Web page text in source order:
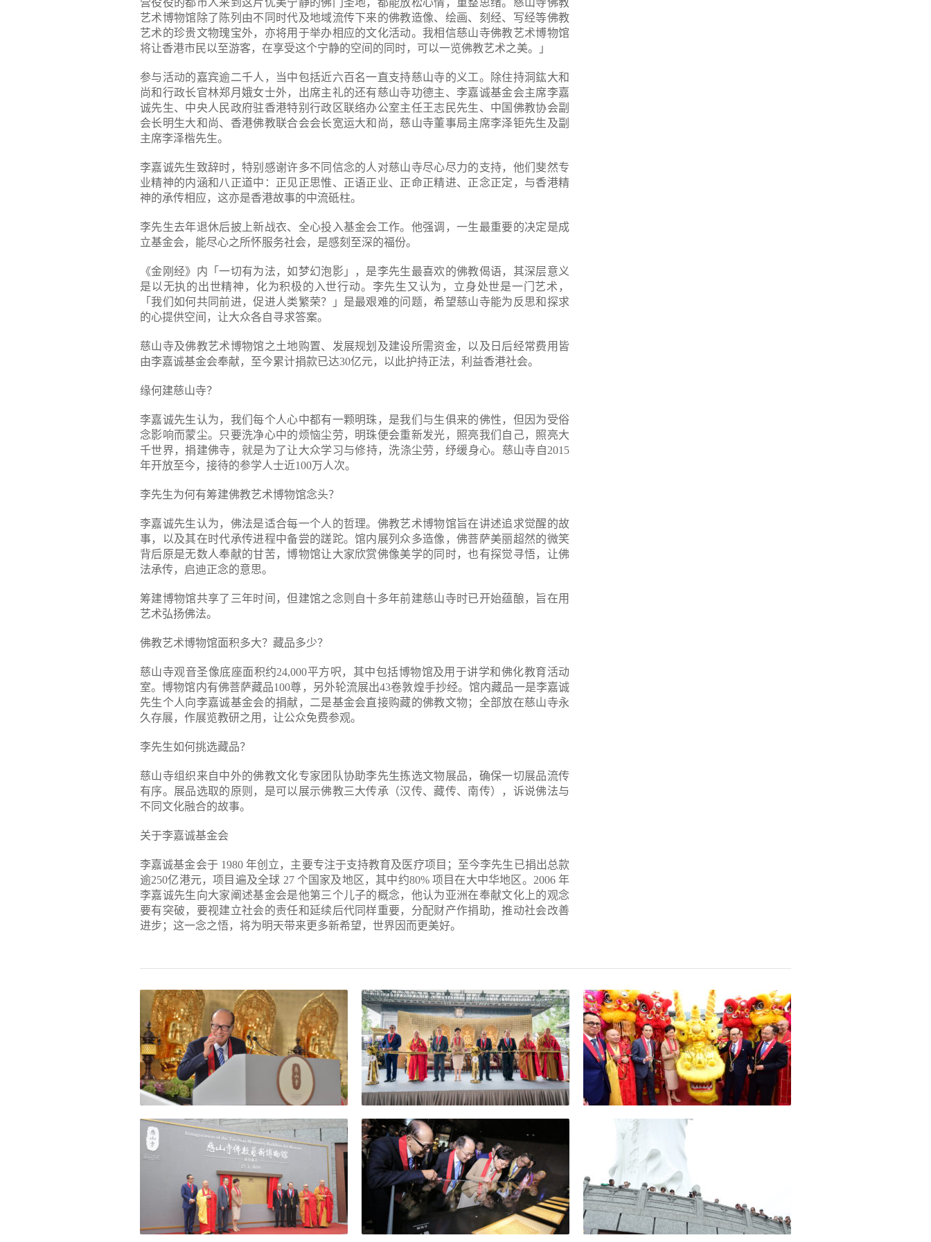
营役役的都市人来到这片优美宁静的佛门圣地，都能放松心情，重整思绪。慈山寺佛教
艺术博物馆除了陈列由不同时代及地域流传下来的佛教造像、绘画、刻经、写经等佛教
艺术的珍贵文物瑰宝外，亦将用于举办相应的文化活动。我相信慈山寺佛教艺术博物馆
将让香港市民以至游客，在享受这个宁静的空间的同时，可以一览佛教艺术之美。」
参与活动的嘉宾逾二千人，当中包括近六百名一直支持慈山寺的义工。除住持洞鈜大和
尚和行政长官林郑月娥女士外，出席主礼的还有慈山寺功德主、李嘉诚基金会主席李嘉
诚先生、中央人民政府驻香港特别行政区联络办公室主任王志民先生、中国佛教协会副
会长明生大和尚、香港佛教联合会会长宽运大和尚，慈山寺董事局主席李泽钜先生及副
主席李泽楷先生。
李嘉诚先生致辞时，特别感谢许多不同信念的人对慈山寺尽心尽力的支持，他们斐然专
业精神的内涵和八正道中：正见正思惟、正语正业、正命正精进、正念正定，与香港精
神的承传相应，这亦是香港故事的中流砥柱。
李先生去年退休后披上新战衣、全心投入基金会工作。他强调，一生最重要的决定是成
立基金会，能尽心之所怀服务社会，是感刻至深的福份。
《金刚经》内「一切有为法，如梦幻泡影」，是李先生最喜欢的佛教偈语，其深层意义
是以无执的出世精神，化为积极的入世行动。李先生又认为，立身处世是一门艺术，
「我们如何共同前进，促进人类繁荣？」是最艰难的问题，希望慈山寺能为反思和探求
的心提供空间，让大众各自寻求答案。
慈山寺及佛教艺术博物馆之土地购置、发展规划及建设所需资金，以及日后经常费用皆
由李嘉诚基金会奉献，至今累计捐款已达30亿元，以此护持正法，利益香港社会。
缘何建慈山寺？
李嘉诚先生认为，我们每个人心中都有一颗明珠，是我们与生俱来的佛性，但因为受俗
念影响而蒙尘。只要洗净心中的烦恼尘劳，明珠便会重新发光，照亮我们自己，照亮大
千世界，捐建佛寺，就是为了让大众学习与修持，洗涤尘劳，纾缓身心。慈山寺自2015
年开放至今，接待的参学人士近100万人次。
李先生为何有筹建佛教艺术博物馆念头？
李嘉诚先生认为，佛法是适合每一个人的哲理。佛教艺术博物馆旨在讲述追求觉醒的故
事，以及其在时代承传进程中备尝的蹉跎。馆内展列众多造像，佛菩萨美丽超然的微笑
背后原是无数人奉献的甘苦，博物馆让大家欣赏佛像美学的同时，也有探觉寻悟，让佛
法承传，启迪正念的意思。
筹建博物馆共享了三年时间，但建馆之念则自十多年前建慈山寺时已开始蕴酿，旨在用
艺术弘扬佛法。
佛教艺术博物馆面积多大？藏品多少？
慈山寺观音圣像底座面积约24,000平方呎，其中包括博物馆及用于讲学和佛化教育活动
室。博物馆内有佛菩萨藏品100尊，另外轮流展出43卷敦煌手抄经。馆内藏品一是李嘉诚
先生个人向李嘉诚基金会的捐献，二是基金会直接购藏的佛教文物；全部放在慈山寺永
久存展，作展览教研之用，让公众免费参观。
李先生如何挑选藏品？
慈山寺组织来自中外的佛教文化专家团队协助李先生拣选文物展品，确保一切展品流传
有序。展品选取的原则，是可以展示佛教三大传承（汉传、藏传、南传），诉说佛法与
不同文化融合的故事。
关于李嘉诚基金会
李嘉诚基金会于 1980 年创立，主要专注于支持教育及医疗项目；至今李先生已捐出总款
逾250亿港元，项目遍及全球 27 个国家及地区，其中约80% 项目在大中华地区。2006 年
李嘉诚先生向大家阐述基金会是他第三个儿子的概念，他认为亚洲在奉献文化上的观念
要有突破，要视建立社会的责任和延续后代同样重要，分配财产作捐助，推动社会改善
进步；这一念之悟，将为明天带来更多新希望，世界因而更美好。